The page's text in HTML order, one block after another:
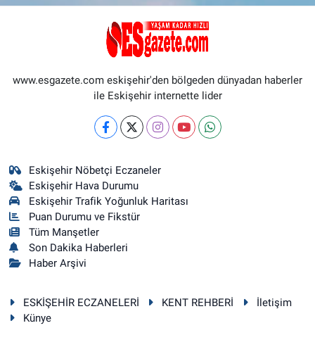
www.esgazete.com eskişehir'den bölgeden dünyadan haberler
ile Eskişehir internette lider
Eskişehir Nöbetçi Eczaneler
Eskişehir Hava Durumu
Eskişehir Trafik Yoğunluk Haritası
Puan Durumu ve Fikstür
Tüm Manşetler
Son Dakika Haberleri
Haber Arşivi
ESKİŞEHİR ECZANELERİ KENT REHBERİ
İletişim
Künye